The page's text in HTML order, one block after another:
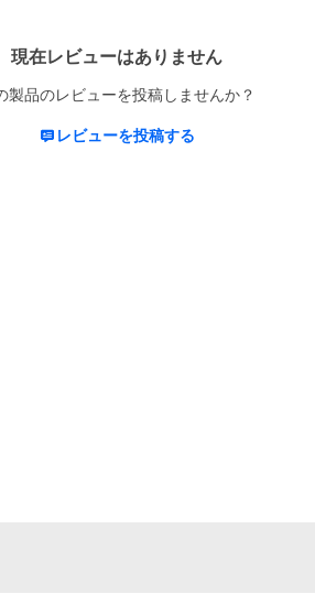
現在レビューはありません
製品のレビューを投稿しませんか？
レビューを投稿する